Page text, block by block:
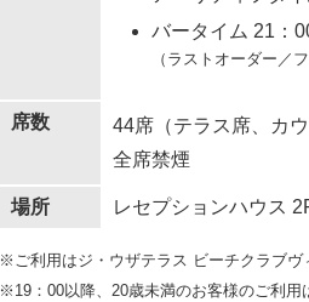
バータイム 21：
（ラストオーダー／
席数
44席（テラス席、カウ
全席禁煙
場所 レセプションハウス
※ご利用はジ・ウザテラス ビーチクラブヴ
※19：00以降、20歳未満のお客様のご利用